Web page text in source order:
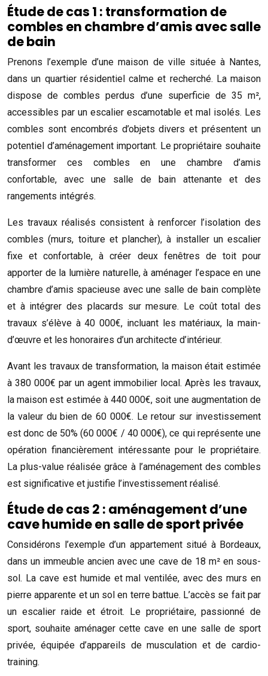
Étude de cas 1 : transformation de
combles en chambre d’amis avec salle
de bain
Prenons l’exemple d’une maison de ville située à Nantes,
dans un quartier résidentiel calme et recherché. La maison
dispose de combles perdus d’une superficie de 35 m²,
accessibles par un escalier escamotable et mal isolés. Les
combles sont encombrés d’objets divers et présentent un
potentiel d’aménagement important. Le propriétaire souhaite
transformer ces combles en une chambre d’amis
confortable, avec une salle de bain attenante et des
rangements intégrés.
Les travaux réalisés consistent à renforcer l’isolation des
combles (murs, toiture et plancher), à installer un escalier
fixe et confortable, à créer deux fenêtres de toit pour
apporter de la lumière naturelle, à aménager l’espace en une
chambre d’amis spacieuse avec une salle de bain complète
et à intégrer des placards sur mesure. Le coût total des
travaux s’élève à 40 000€, incluant les matériaux, la main-
d’œuvre et les honoraires d’un architecte d’intérieur.
Avant les travaux de transformation, la maison était estimée
à 380 000€ par un agent immobilier local. Après les travaux,
la maison est estimée à 440 000€, soit une augmentation de
la valeur du bien de 60 000€. Le retour sur investissement
est donc de 50% (60 000€ / 40 000€), ce qui représente une
opération financièrement intéressante pour le propriétaire.
La plus-value réalisée grâce à l’aménagement des combles
est significative et justifie l’investissement réalisé.
Étude de cas 2 : aménagement d’une
cave humide en salle de sport privée
Considérons l’exemple d’un appartement situé à Bordeaux,
dans un immeuble ancien avec une cave de 18 m² en sous-
sol. La cave est humide et mal ventilée, avec des murs en
pierre apparente et un sol en terre battue. L’accès se fait par
un escalier raide et étroit. Le propriétaire, passionné de
sport, souhaite aménager cette cave en une salle de sport
privée, équipée d’appareils de musculation et de cardio-
training.